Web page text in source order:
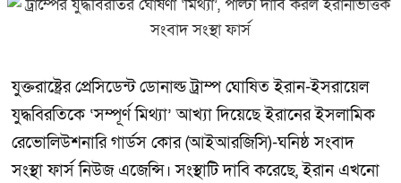
যুক্তরাষ্ট্রের প্রেসিডেন্ট ডোনাল্ড ট্রাম্প ঘোষিত ইরান-ইসরায়েল
যুদ্ধবিরতিকে ‘সম্পূর্ণ মিথ্যা’ আখ্যা দিয়েছে ইরানের ইসলামিক
রেভোলিউশনারি গার্ডস কোর (আইআরজিসি)-ঘনিষ্ঠ সংবাদ
সংস্থা ফার্স নিউজ এজেন্সি। সংস্থাটি দাবি করেছে, ইরান এখনো